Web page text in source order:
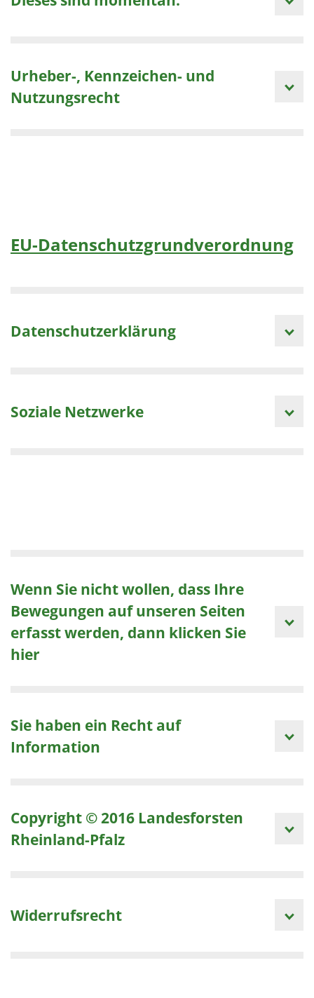
Urheber-, Kennzeichen- und
Nutzungsrecht
EU-Datenschutzgrundverordnung
Datenschutzerklärung
Soziale Netzwerke
Wenn Sie nicht wollen, dass Ihre
Bewegungen auf unseren Seiten
erfasst werden, dann klicken Sie
hier
Sie haben ein Recht auf
Information
Copyright © 2016 Landesforsten
Rheinland-Pfalz
Widerrufsrecht